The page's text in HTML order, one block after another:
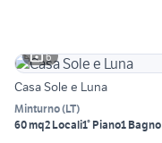
6
Casa Sole e Luna
Minturno(LT)
60 mq2 Locali1° Piano1 Bagno